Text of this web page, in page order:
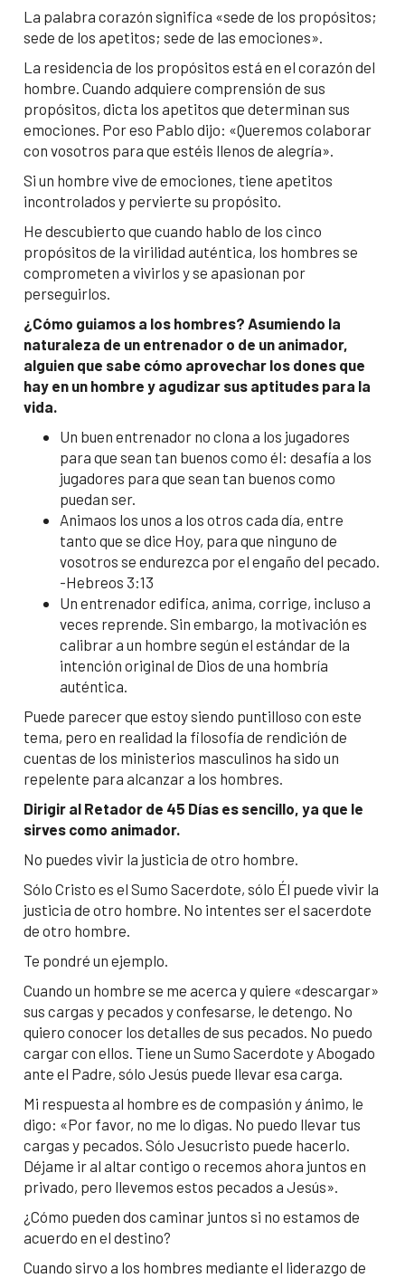
La palabra corazón significa «sede de los propósitos;
sede de los apetitos; sede de las emociones».
La residencia de los propósitos está en el corazón del
hombre. Cuando adquiere comprensión de sus
propósitos, dicta los apetitos que determinan sus
emociones. Por eso Pablo dijo: «Queremos colaborar
con vosotros para que estéis llenos de alegría».
Si un hombre vive de emociones, tiene apetitos
incontrolados y pervierte su propósito.
He descubierto que cuando hablo de los cinco
propósitos de la virilidad auténtica, los hombres se
comprometen a vivirlos y se apasionan por
perseguirlos.
¿Cómo guiamos a los hombres? Asumiendo la
naturaleza de un entrenador o de un animador,
alguien que sabe cómo aprovechar los dones que
hay en un hombre y agudizar sus aptitudes para la
vida.
Un buen entrenador no clona a los jugadores
para que sean tan buenos como él: desafía a los
jugadores para que sean tan buenos como
puedan ser.
Animaos los unos a los otros cada día, entre
tanto que se dice Hoy, para que ninguno de
vosotros se endurezca por el engaño del pecado.
-Hebreos 3:13
Un entrenador edifica, anima, corrige, incluso a
veces reprende. Sin embargo, la motivación es
calibrar a un hombre según el estándar de la
intención original de Dios de una hombría
auténtica.
Puede parecer que estoy siendo puntilloso con este
tema, pero en realidad la filosofía de rendición de
cuentas de los ministerios masculinos ha sido un
repelente para alcanzar a los hombres.
Dirigir al Retador de 45 Días es sencillo, ya que le
sirves como animador.
No puedes vivir la justicia de otro hombre.
Sólo Cristo es el Sumo Sacerdote, sólo Él puede vivir la
justicia de otro hombre. No intentes ser el sacerdote
de otro hombre.
Te pondré un ejemplo.
Cuando un hombre se me acerca y quiere «descargar»
sus cargas y pecados y confesarse, le detengo. No
quiero conocer los detalles de sus pecados. No puedo
cargar con ellos. Tiene un Sumo Sacerdote y Abogado
ante el Padre, sólo Jesús puede llevar esa carga.
Mi respuesta al hombre es de compasión y ánimo, le
digo: «Por favor, no me lo digas. No puedo llevar tus
cargas y pecados. Sólo Jesucristo puede hacerlo.
Déjame ir al altar contigo o recemos ahora juntos en
privado, pero llevemos estos pecados a Jesús».
¿Cómo pueden dos caminar juntos si no estamos de
acuerdo en el destino?
Cuando sirvo a los hombres mediante el liderazgo de